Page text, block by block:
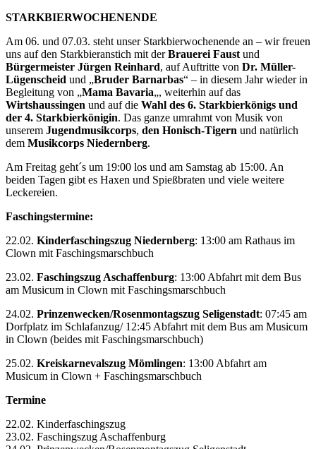
STARKBIERWOCHENENDE
Am 06. und 07.03. steht unser Starkbierwochenende an – wir freuen
uns auf den Starkbieranstich mit derBrauerei Faust und
Bürgermeister Jürgen Reinhard, auf Auftritte von Dr. Müller-
Lügenscheid und „Bruder Barnarbas“ – in diesem Jahr wieder in
Begleitung von „Mama Bavaria„, weiterhin auf das
Wirtshaussingen und auf die Wahl des 6. Starkbierkönigs und
der 4. Starkbierkönigin. Das ganze umrahmt von Musik von
unserem Jugendmusikcorps, den Honisch-Tigern und natürlich
dem Musikcorps Niedernberg.
Am Freitag geht´s um 19:00 los und am Samstag ab 15:00. An
beiden Tagen gibt es Haxen und Spießbraten und viele weitere
Leckereien.
Faschingstermine:
22.02. Kinderfaschingszug Niedernberg: 13:00 am Rathaus im
Clown mit Faschingsmarschbuch
23.02. Faschingszug Aschaffenburg: 13:00 Abfahrt mit dem Bus
am Musicum in Clown mit Faschingsmarschbuch
24.02. Prinzenwecken/Rosenmontagszug Seligenstadt: 07:45 am
Dorfplatz im Schlafanzug/ 12:45 Abfahrt mit dem Bus am Musicum
in Clown (beides mit Faschingsmarschbuch)
25.02. Kreiskarnevalszug Mömlingen: 13:00 Abfahrt am
Musicum in Clown + Faschingsmarschbuch
Termine
22.02. Kinderfaschingszug
23.02. Faschingszug Aschaffenburg